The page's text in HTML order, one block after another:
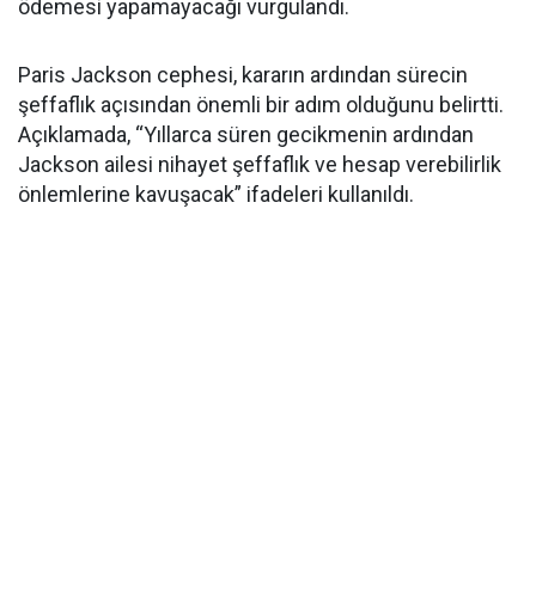
ödemesi yapamayacağı vurgulandı.
Paris Jackson cephesi, kararın ardından sürecin
şeffaflık açısından önemli bir adım olduğunu belirtti.
Açıklamada, “Yıllarca süren gecikmenin ardından
Jackson ailesi nihayet şeffaflık ve hesap verebilirlik
önlemlerine kavuşacak” ifadeleri kullanıldı.